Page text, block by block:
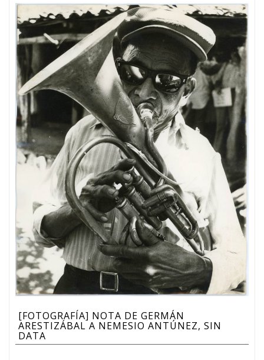
[FOTOGRAFÍA] NOTA DE GERMÁN
ARESTIZÁBAL A NEMESIO ANTÚNEZ, SIN
DATA